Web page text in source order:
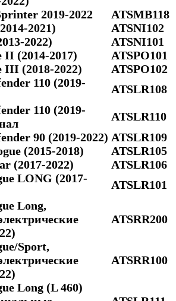
2019-2022
ATSMB118
2021)
ATSNI102
2022)
ATSNI101
II (2014-2017)
ATSPO101
III (2018-2022)
ATSPO102
110 (2019-
ATSLR108
110 (2019-
ATSLR110
90 (2019-2022) ATSLR109
(2015-2018)
ATSLR105
(2017-2022)
ATSLR106
LONG (2017-
ATSLR101
Long,
ATSRR200
Sport,
ATSRR100
Long (L 460)